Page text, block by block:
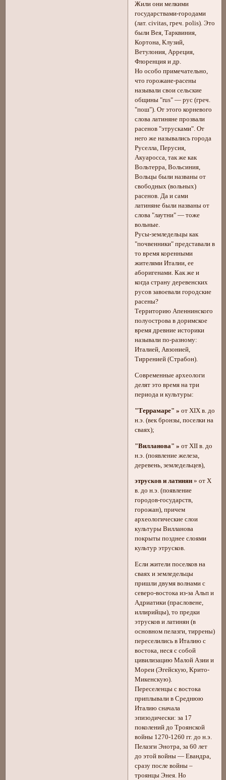
Жили они мелкими
государствами-городами
(лат. civitas, греч. polis). Это
были Вея, Тарквиния,
Кортона, Клузий,
Ветулония, Арреция,
Флоренция и др.
Но особо примечательно,
что горожане-расены
называли свои сельские
общины "rus" — рус (греч.
"пош"). От этого корневого
слова латиняне прозвали
расенов "этрусками". От
него же назывались города
Руселла, Перусия,
Акуаросса, так же как
Вольтерра, Вольсиния,
Вольцы были названы от
свободных (вольных)
расенов. Да и сами
латиняне были названы от
слова "лаутни" — тоже
вольные.
Русы-земледельцы как
"почвенники" представали в
то время коренными
жителями Италии, ее
аборигенами. Как же и
когда страну деревенских
русов завоевали городские
расены?
Территорию Апеннинского
полуострова в доримское
время древние историки
называли по-разному:
Италией, Авзонией,
Тирренией (Страбон).
Современные археологи
делят это время на три
периода и культуры:
"Террамаре" » от XIX в. до
н.э. (век бронзы, поселки на
сваях);
"Вилланова" » от ХII в. до
н.э. (появление железа,
деревень, земледельцев),
этрусков и латинян » от Х
в. до н.э. (появление
городов-государств,
горожан), причем
археологические слои
культуры Вилланова
покрыты позднее слоями
культур этрусков.
Если жители поселков на
сваях и земледельцы
пришли двумя волнами с
северо-востока из-за Альп и
Адриатики (прасловене,
иллирийцы), то предки
этрусков и латинян (в
основном пелазги, тиррены)
переселились в Италию с
востока, неся с собой
цивилизацию Малой Азии и
Мореи (Эгейскую, Крито-
Микенскую).
Переселенцы с востока
приплывали в Среднюю
Италию сначала
эпизодически: за 17
поколений до Троянской
войны 1270-1260 гг. до н.э.
Пелазги Энотра, за 60 лет
до этой войны — Евандра,
сразу после войны –
троянцы Энея. Но